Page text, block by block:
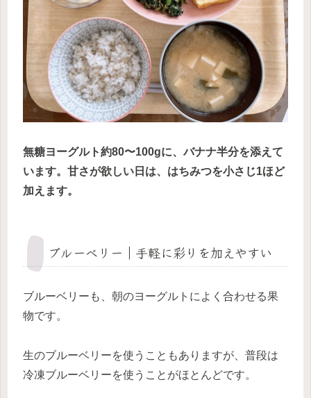
無糖ヨーグルト約80〜100gに、バナナ半分を添えて
います。甘さが欲しい日は、はちみつを小さじ1ほど
加えます。
ブルーベリー｜手軽に彩りを加えやすい
ブルーベリーも、朝のヨーグルトによく合わせる果
物です。
生のブルーベリーを使うこともありますが、普段は
冷凍ブルーベリーを使うことがほとんどです。